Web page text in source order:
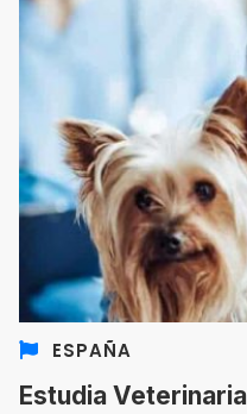
ESPAÑA
Estudia